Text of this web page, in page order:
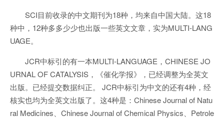
SCI目前收录的中文期刊为18种，均来自中国大陆。这18
种中，12种多多少少也出版一些英文文章，实为MULTI-LANG
UAGE。
JCR中标引的有一本MULTI-LANGUAGE，CHINESE JO
URNAL OF CATALYSIS，《催化学报》，已经调整为全英文
出版。已经提交数据纠正。 JCR中标引为中文的还有4种，经
核实也均为全英文出版了。这4种是：Chinese Journal of Natu
ral Medicines、Chinese Journal of Chemical Physics、Petrole